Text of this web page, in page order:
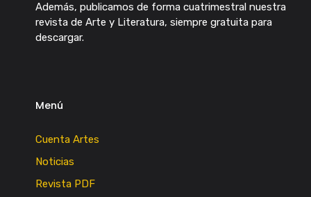
Además, publicamos de forma cuatrimestral nuestra
revista de Arte y Literatura, siempre gratuita para
descargar.
Menú
Cuenta Artes
Noticias
Revista PDF